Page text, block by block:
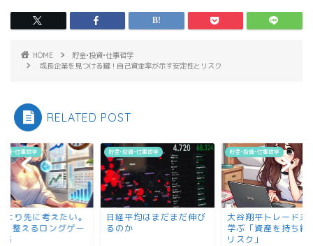
HOME
貯金•投資•仕事哲学
成長企業を見つける鍵！自己資金率が示す安定性とリスク
RELATED POST
資•仕事哲学
より先に考えたい。
を整えるロングゲー
略
貯金•投資•仕事哲学
日経平均はまだまだ伸び
るのか
貯金•投資•仕事哲学
大谷翔平トレード未
学ぶ「資産を持ち続
リスク」